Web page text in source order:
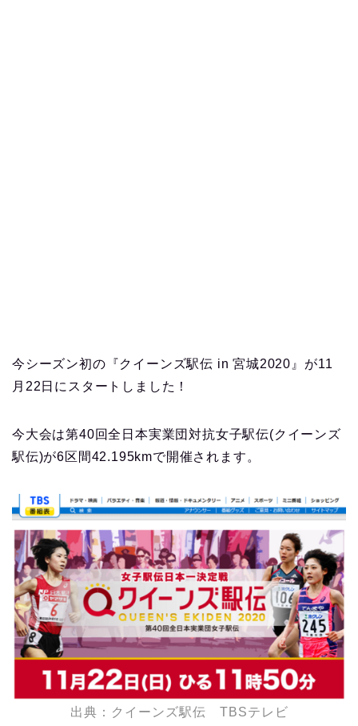
今シーズン初の『クイーンズ駅伝 in 宮城2020』が11
月22日にスタートしました！
今大会は第40回全日本実業団対抗女子駅伝(クイーンズ
駅伝)が6区間42.195kmで開催されます。
出典：クイーンズ駅伝 TBSテレビ